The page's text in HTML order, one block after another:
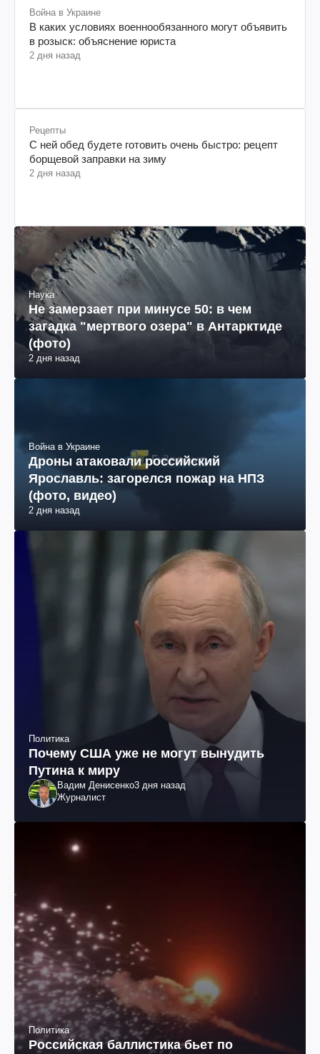
Война в Украине
В каких условиях военнообязанного могут объявить
в розыск: объяснение юриста
2 дня назад
Рецепты
С ней обед будете готовить очень быстро: рецепт
борщевой заправки на зиму
2 дня назад
Наука
Не замерзает при минусе 50: в чем
загадка "мертвого озера" в Антарктиде
(фото)
2 дня назад
Война в Украине
Дроны атаковали российский
Ярославль: загорелся пожар на НПЗ
(фото, видео)
2 дня назад
Политика
Почему США уже не могут вынудить
Путина к миру
Вадим Денисенко3 дня назад
Журналист
Политика
Российская баллистика бьет по